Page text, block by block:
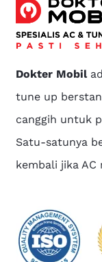
Dokter Mobil
tune up
canggih untuk
Satu-satunya
kembali jika